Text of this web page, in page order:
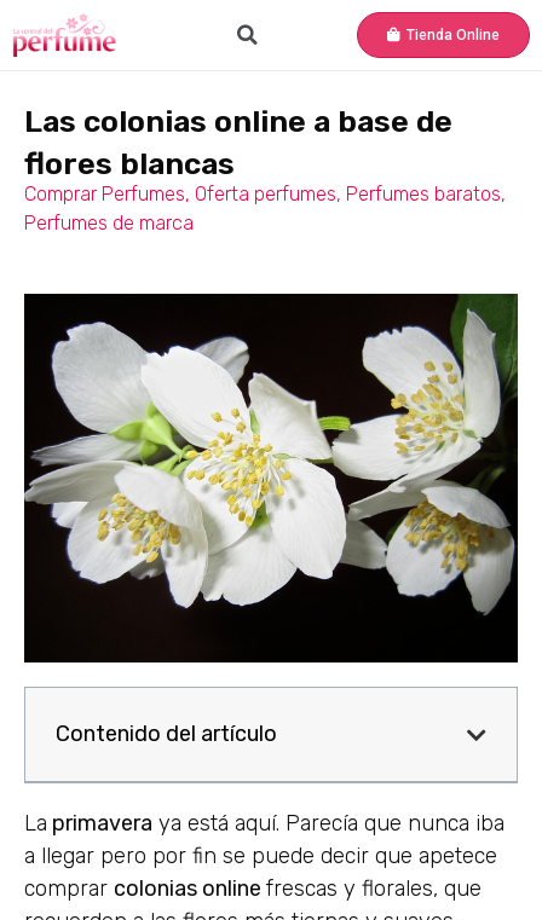
Tienda Online
Las colonias online a base de
flores blancas
Comprar Perfumes, Oferta perfumes, Perfumes baratos,
Perfumes de marca
Contenido del artículo
La primavera ya está aquí. Parecía que nunca iba
a llegar pero por fin se puede decir que apetece
comprar colonias online frescas y florales, que